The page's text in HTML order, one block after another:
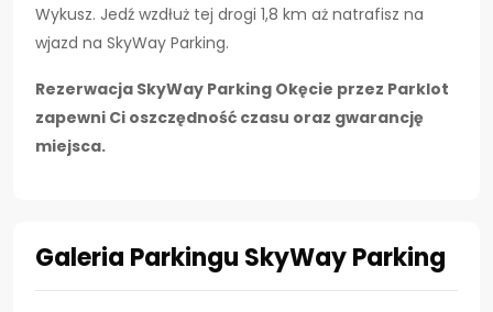
Wykusz. Jedź wzdłuż tej drogi 1,8 km aż natrafisz na
wjazd na SkyWay Parking.
Rezerwacja SkyWay Parking Okęcie przez Parklot
zapewni Ci oszczędność czasu oraz gwarancję
miejsca.
Galeria Parkingu SkyWay Parking